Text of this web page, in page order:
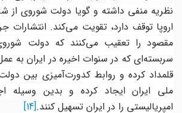
نظریه منفی داشته و گویا دولت شوروی از شاه
اروپا توقف دارد، تقویت می‌کند. انتشارات
مقصود را تعقیب می‌کنند که دولت شوروی
سربسته‌ای که در سنوات اخیره در ایران به
قلمداد کرده و روابط کدورت‌آمیزی بین
ملی ایران ایجاد کرده و بدین وسیله
امپریالیستی را در ایران تسهیل کنند.[14]